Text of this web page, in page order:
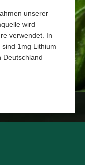
unserer
wird
verwendet. In
1mg Lithium
Deutschland